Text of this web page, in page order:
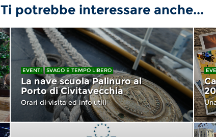
Ti potrebbe interessare anche...
EVENTI SVAGO E TEMPO LIBERO
La nave scuola Palinuro al
Porto di Civitavecchia
Orari di visita ed info utili